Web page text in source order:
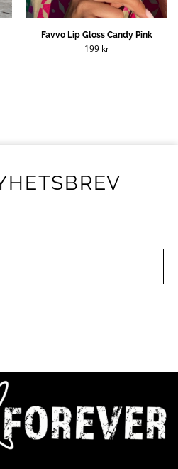
Favvo Lip Gloss Candy Pink
199 kr